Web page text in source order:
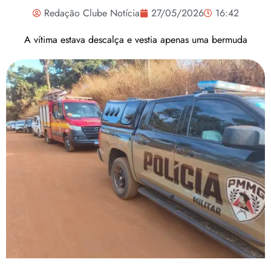
Redação Clube Notícia 27/05/2026
16:42
A vítima estava descalça e vestia apenas uma bermuda